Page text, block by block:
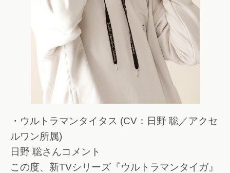
・ウルトラマンタイタス (CV：日野 聡／アクセ
ルワン所属)
日野 聡さんコメント
この度、新TVシリーズ『ウルトラマンタイガ』